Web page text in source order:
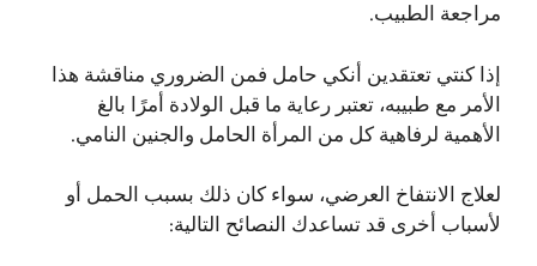
مراجعة الطبيب.
إذا كنتي تعتقدين أنكي حامل فمن الضروري مناقشة هذا
الأمر مع طبيبه، تعتبر رعاية ما قبل الولادة أمرًا بالغ
الأهمية لرفاهية كل من المرأة الحامل والجنين النامي.
لعلاج الانتفاخ العرضي، سواء كان ذلك بسبب الحمل أو
لأسباب أخرى قد تساعدك النصائح التالية: